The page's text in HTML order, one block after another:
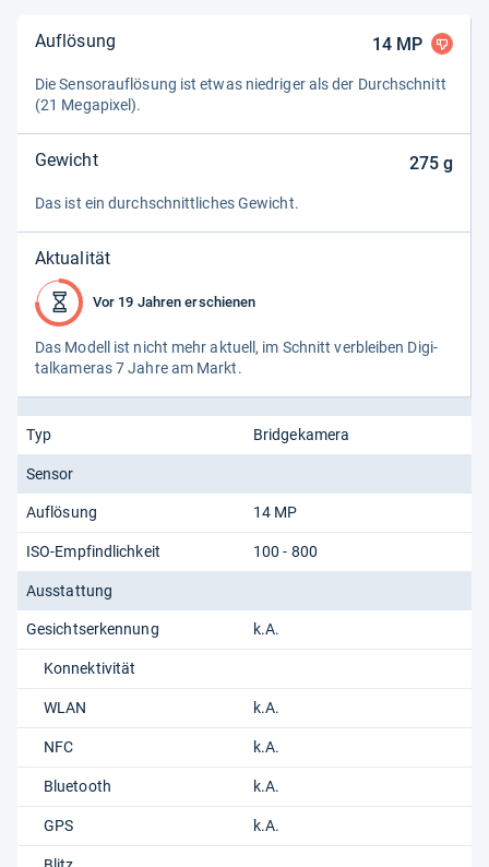
Auflösung 14MP
Die Sen­sorauf­lö­sung ist etwas nied­ri­ger als der Durch­schnitt
(21 Mega­pi­xel).
Gewicht 275g
Das ist ein durch­schnitt­li­ches Gewicht.
Aktualität
Vor 19 Jahren erschienen
Das Modell ist nicht mehr aktu­ell, im Schnitt ver­blei­ben Digi­
tal­ka­me­ras 7 Jahre am Markt.
Typ Bridgekamera
Sensor
Auflösung 14 MP
ISO-Empfindlichkeit 100 - 800
Ausstattung
Gesichtserkennung k.A.
Konnektivität
WLAN k.A.
NFC k.A.
Bluetooth k.A.
GPS k.A.